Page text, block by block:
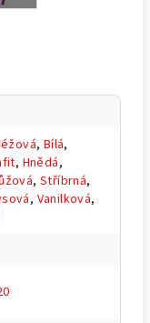
, Bílá,
, Hnědá,
,Stříbrná,
, Vanilková,